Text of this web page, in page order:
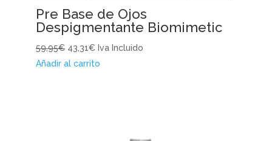
Pre Base de Ojos
Despigmentante Biomimetic
59,95€ 43,31€ Iva Incluido
Añadir al carrito